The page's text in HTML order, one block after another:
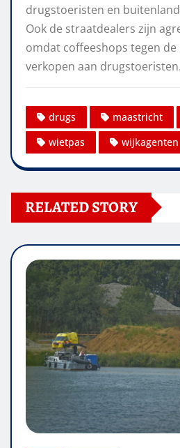
drugstoeristen en
Ook de straatdealers zijn
omdat coffeeshops tegen
verkopen aan drugstoeristen.
drugs maastricht
wietpas
wijkagenten
RELATED STORY